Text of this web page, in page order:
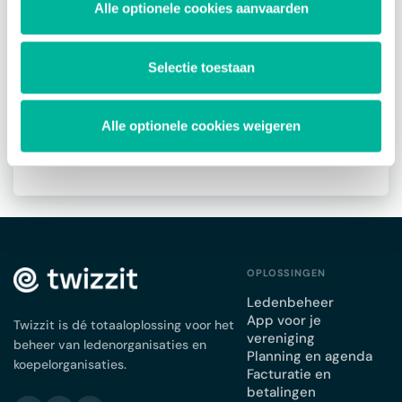
Alle optionele cookies aanvaarden
Selectie toestaan
Alle optionele cookies weigeren
wij zorgen er vervolgens voor dat je ledenlijst
Over rapporten
Extra velden
Twizzit is dé totaaloplossing voor het
beheer van ledenorganisaties en
koepelorganisaties.
OPLOSSINGEN
Ledenbeheer
App voor je
vereniging
Planning en agenda
Facturatie en
betalingen